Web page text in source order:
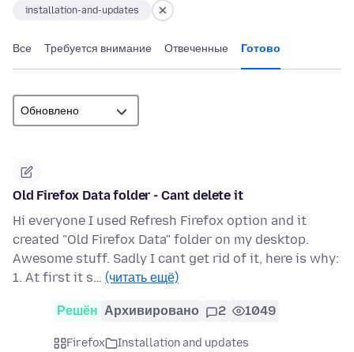
installation-and-updates
Все Требуется внимание Отвеченные Готово
Old Firefox Data folder - Cant delete it
Hi everyone I used Refresh Firefox option and it
created "Old Firefox Data" folder on my desktop.
Awesome stuff. Sadly I cant get rid of it, here is why:
1. At first it s… (читать ещё)
Решён Архивировано 2 1049
Firefox
Installation and updates